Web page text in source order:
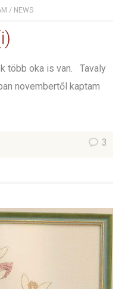
/ NEWS
több oka is van. Tavaly
novembertől kaptam
3